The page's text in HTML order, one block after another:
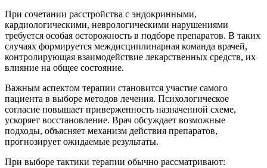
При сочетании расстройства с эндокринными,
кардиологическими, неврологическими нарушениями
требуется особая осторожность в подборе препаратов. В таких
случаях формируется междисциплинарная команда врачей,
контролирующая взаимодействие лекарственных средств, их
влияние на общее состояние.
Важным аспектом терапии становится участие самого
пациента в выборе методов лечения. Психологическое
согласие повышает приверженность назначенной схеме,
ускоряет восстановление. Врач обсуждает возможные
подходы, объясняет механизм действия препаратов,
прогнозирует ожидаемые результаты.
При выборе тактики терапии обычно рассматривают: